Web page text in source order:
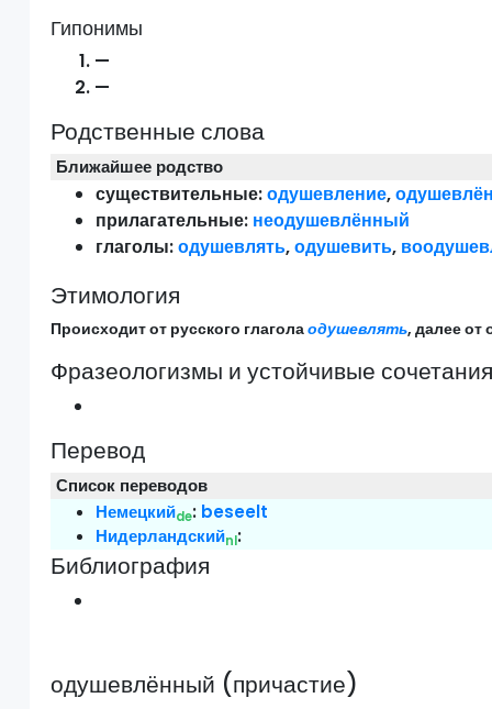
Гипонимы
—
—
Родственные слова
Ближайшее родство
существительные:одушевление,
прилагательные: неодушевлённый
глаголы:одушевлять,одушевить,
Этимология
Происходит от русского глаголаодушевлять, далее от
Фразеологизмы и устойчивые
Перевод
Список переводов
Немецкийde: beseelt
Нидерландскийnl:
Библиография
одушевлённый (причастие)